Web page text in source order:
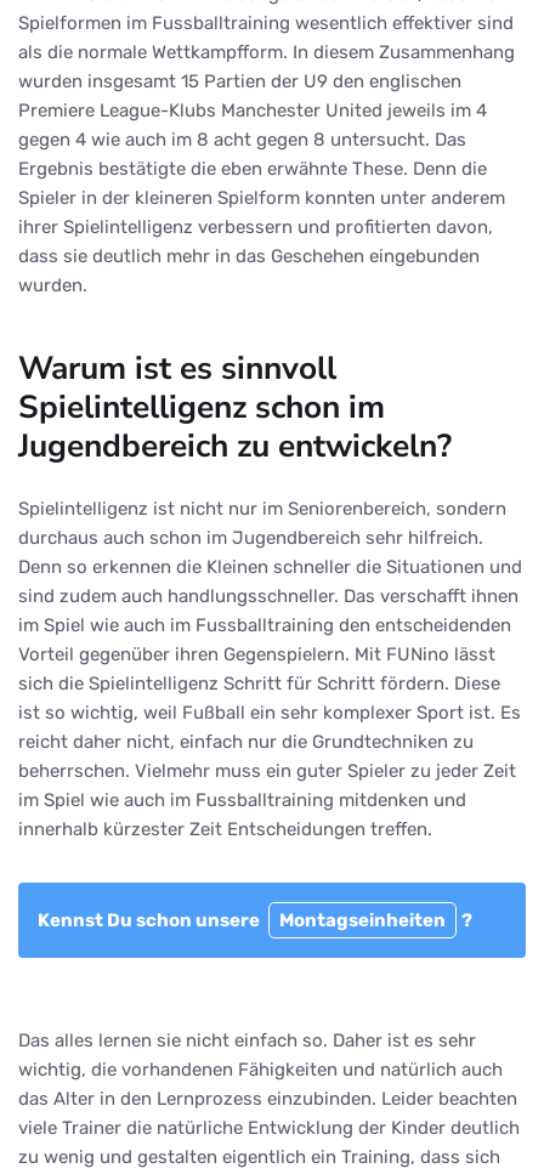
Spielformen im Fussballtraining wesentlich effektiver sind
als die normale Wettkampfform. In diesem Zusammenhang
wurden insgesamt 15 Partien der U9 den englischen
Premiere League-Klubs Manchester United jeweils im 4
gegen 4 wie auch im 8 acht gegen 8 untersucht. Das
Ergebnis bestätigte die eben erwähnte These. Denn die
Spieler in der kleineren Spielform konnten unter anderem
ihrer Spielintelligenz verbessern und profitierten davon,
dass sie deutlich mehr in das Geschehen eingebunden
wurden.
Warum ist es sinnvoll
Spielintelligenz schon im
Jugendbereich zu entwickeln?
Spielintelligenz ist nicht nur im Seniorenbereich, sondern
durchaus auch schon im Jugendbereich sehr hilfreich.
Denn so erkennen die Kleinen schneller die Situationen und
sind zudem auch handlungsschneller. Das verschafft ihnen
im Spiel wie auch im Fussballtraining den entscheidenden
Vorteil gegenüber ihren Gegenspielern. Mit FUNino lässt
sich die Spielintelligenz Schritt für Schritt fördern. Diese
ist so wichtig, weil Fußball ein sehr komplexer Sport ist. Es
reicht daher nicht, einfach nur die Grundtechniken zu
beherrschen. Vielmehr muss ein guter Spieler zu jeder Zeit
im Spiel wie auch im Fussballtraining mitdenken und
innerhalb kürzester Zeit Entscheidungen treffen.
Kennst Du schon unsere Montagseinheiten ?
Das alles lernen sie nicht einfach so. Daher ist es sehr
wichtig, die vorhandenen Fähigkeiten und natürlich auch
das Alter in den Lernprozess einzubinden. Leider beachten
viele Trainer die natürliche Entwicklung der Kinder deutlich
zu wenig und gestalten eigentlich ein Training, dass sich